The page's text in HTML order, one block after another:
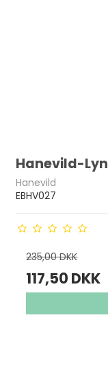
Hanevild-
Hanevild
EBHV027
235,00 DKK
117,50 DKK